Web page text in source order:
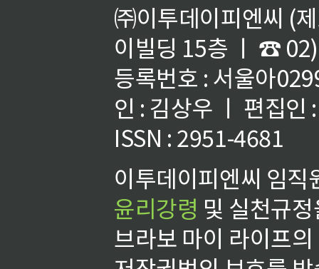
㈜이투데이피엔씨 (
이빌딩 15층 ㅣ ☎
등록번호 : 서울아
인 : 김상우 ㅣ 편집인
ISSN : 2951-4681
이투데이피엔씨 임
윤리강령 및 실천규
브라보 마이 라이프